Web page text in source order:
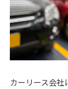
カーリース会